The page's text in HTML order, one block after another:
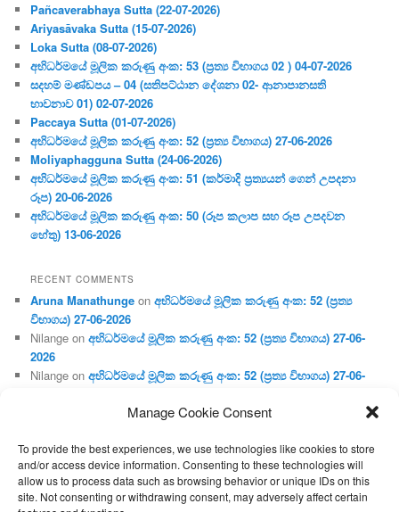
Manage Cookie Consent
To provide the best experiences, we use technologies like cookies to store
and/or access device information. Consenting to these technologies will
allow us to process data such as browsing behavior or unique IDs on this
site. Not consenting or withdrawing consent, may adversely affect certain
Pañcaverabhaya Sutta (22-07-2026)
Ariyasāvaka Sutta (15-07-2026)
Loka Sutta (08-07-2026)
අභිධර්මයේ මූලික කරුණු අංක: 53 (ප්‍ර‍ත්‍ය විභාගය 02 ) 04-07-2026
සදහම් මණ්ඩපය – 04 (සතිපට්ඨාන දේශනා 02- ආනාපානසති
භාවනාව 01) 02-07-2026
Paccaya Sutta (01-07-2026)
අභිධර්මයේ මූලික කරුණු අංක: 52 (ප්‍ර‍ත්‍ය විභාගය) 27-06-2026
Moliyaphagguna Sutta (24-06-2026)
අභිධර්මයේ මූලික කරුණු අංක: 51 (කර්මාදි ප්‍ර‍ත්‍යයන් ගෙන් උපදනා
රූප) 20-06-2026
අභිධර්මයේ මූලික කරුණු අංක: 50 (රූප කලාප සහ රූප උපදවන
හේතු) 13-06-2026
RECENT COMMENTS
Aruna Manathunge onඅභිධර්මයේ මූලික කරුණු අංක: 52 (ප්‍ර‍ත්‍ය
විභාගය) 27-06-2026
Nilange onඅභිධර්මයේ මූලික කරුණු අංක: 52 (ප්‍ර‍ත්‍ය විභාගය) 27-06-
2026
Nilange onඅභිධර්මයේ මූලික කරුණු අංක: 52 (ප්‍ර‍ත්‍ය විභාගය) 27-06-
Aruna Manathungeonඅභිධර්මයේ මූලික කරුණු අංක: 46 (හෘදය,
Gunaratneonඅභිධර්මයේ මූලික කරුණු අංක: 46 (හෘදය, ජීවිත,
ආහාර රූප) 02-05-2026